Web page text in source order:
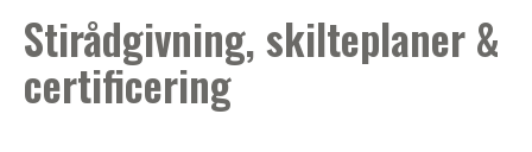
Stirådgivning, skilteplaner &
certificering